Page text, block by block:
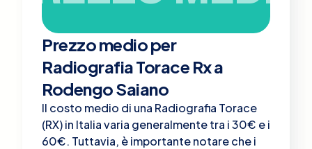
Prezzo medio per
Radiografia Torace Rx a
Rodengo Saiano
Il costo medio di una Radiografia Torace
(RX) in Italia varia generalmente tra i 30€ e i
60€. Tuttavia, è importante notare che i